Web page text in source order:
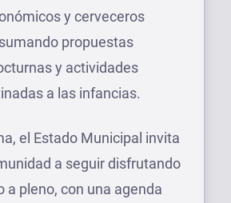
y cerveceros
propuestas
y actividades
a las infancias.
el Estado Municipal invita
a seguir disfrutando
a pleno, con una agenda